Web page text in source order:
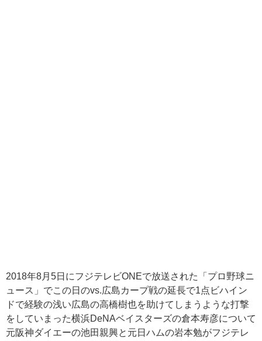
2018年8月5日にフジテレビONEで放送された「プロ野球ニ
ュース」でこの日のvs.広島カープ戦の延長で1点ビハイン
ドで経験の浅い広島の高橋樹也を助けてしまうような打撃
をしていまった横浜DeNAベイスターズの倉本寿彦について
元阪神ダイエーの池田親興と元日ハムの岩本勉がフジテレ